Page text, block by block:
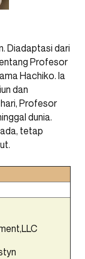
Diadaptasi dari
Profesor
Hachiko. Ia
dan
Profesor
dunia.
tetap